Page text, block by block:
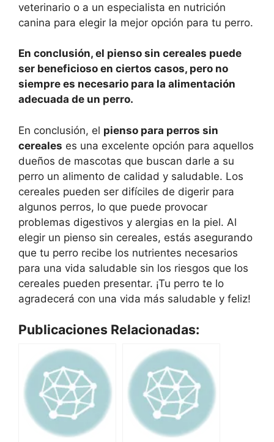
veterinario o a un especialista en nutrición
canina para elegir la mejor opción para tu perro.
En conclusión, el pienso sin cereales puede
ser beneficioso en ciertos casos, pero no
siempre es necesario para la alimentación
adecuada de un perro.
En conclusión, el pienso para perros sin
cereales es una excelente opción para aquellos
dueños de mascotas que buscan darle a su
perro un alimento de calidad y saludable. Los
cereales pueden ser difíciles de digerir para
algunos perros, lo que puede provocar
problemas digestivos y alergias en la piel. Al
elegir un pienso sin cereales, estás asegurando
que tu perro recibe los nutrientes necesarios
para una vida saludable sin los riesgos que los
cereales pueden presentar. ¡Tu perro te lo
agradecerá con una vida más saludable y feliz!
Publicaciones Relacionadas: